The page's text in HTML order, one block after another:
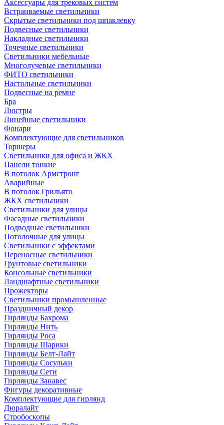
Аксессуары для трековых систем
Встраиваемые светильники
Скрытые светильники под шпаклевку
Подвесные светильники
Накладные светильники
Точечные светильники
Светильники мебельные
Многолучевые светильники
ФИТО светильники
Настольные светильники
Подвесные на ремне
Бра
Люстры
Линейные светильники
Фонари
Комплектующие для светильников
Торшеры
Светильники для офиса и ЖКХ
Панели тонкие
В потолок Армстронг
Аварийные
В потолок Грильято
ЖКХ светильники
Светильники для улицы
Фасадные светильники
Подводные светильники
Потолочные для улицы
Светильники с эффектами
Переносные светильники
Грунтовые светильники
Консольные светильники
Ландшафтные светильники
Прожекторы
Светильники промышленные
Праздничный декор
Гирлянды Бахрома
Гирлянды Нить
Гирлянды Роса
Гирлянды Шарики
Гирлянды Белт-Лайт
Гирлянды Сосульки
Гирлянды Сети
Гирлянды Занавес
Фигуры декоративные
Комплектующие для гирлянд
Дюралайт
Стробоскопы